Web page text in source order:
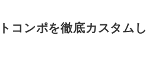
コンポを徹底カスタムし